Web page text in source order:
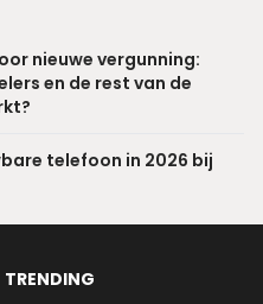
nieuwe vergunning:
en de rest van de
telefoon in 2026 bij
TRENDING